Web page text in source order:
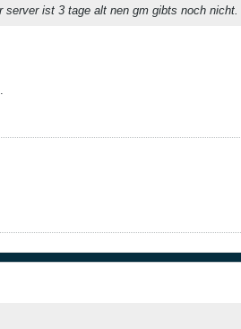
ist 3 tage alt nen gm gibts noch nicht.